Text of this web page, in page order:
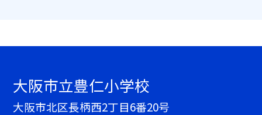
大阪市立豊仁小学校
大阪市北区長柄西2丁目6番20号